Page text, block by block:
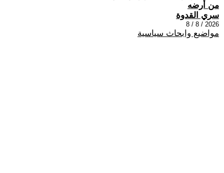
من أرضه
سري القدوة
2026 / 8 / 8
مواضيع وابحاث سياسية